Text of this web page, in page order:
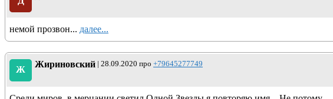
немой прозвон... далее...
Ж
Жириновский | 28.09.2020 про +79645277749